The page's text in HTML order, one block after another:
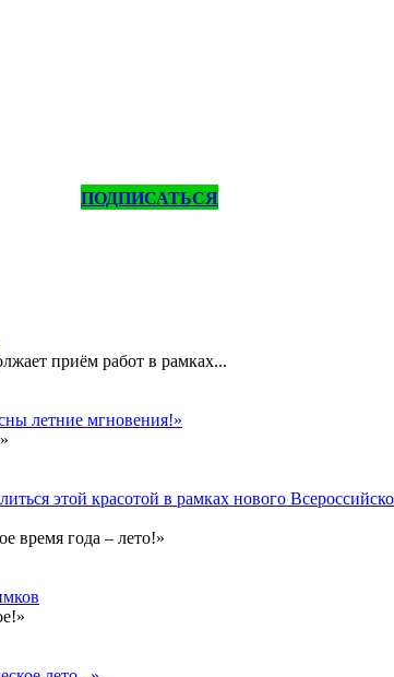
ПОДПИСАТЬСЯ
приём работ в рамках...
летние мгновения!»
этой красотой в рамках нового
время года – лето!»